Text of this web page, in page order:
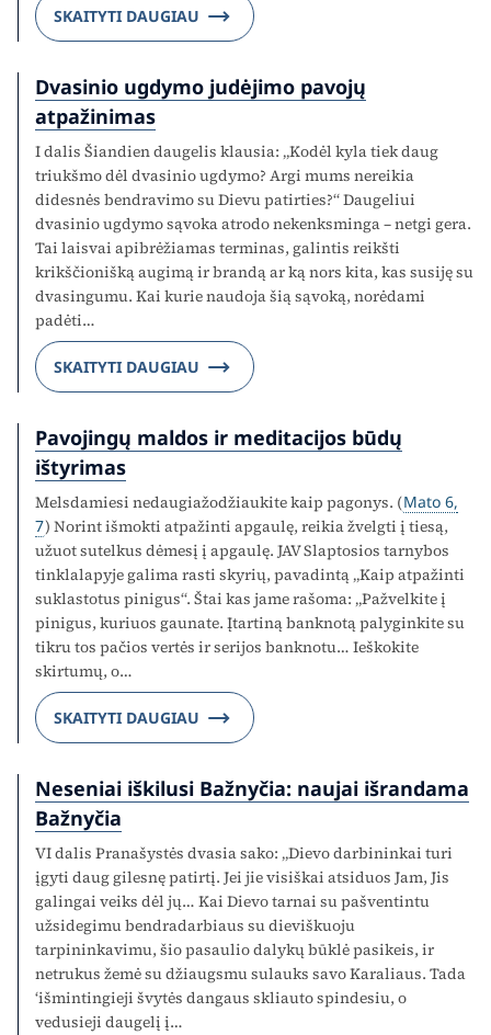
SKAITYTI DAUGIAU
Dvasinio ugdymo judėjimo pavojų
atpažinimas
I dalis Šiandien daugelis klausia: „Kodėl kyla tiek daug
triukšmo dėl dvasinio ugdymo? Argi mums nereikia
didesnės bendravimo su Dievu patirties?“ Daugeliui
dvasinio ugdymo sąvoka atrodo nekenksminga – netgi gera.
Tai laisvai apibrėžiamas terminas, galintis reikšti
krikščionišką augimą ir brandą ar ką nors kita, kas susiję su
dvasingumu. Kai kurie naudoja šią sąvoką, norėdami
padėti…
SKAITYTI DAUGIAU
Pavojingų maldos ir meditacijos būdų
ištyrimas
Melsdamiesi nedaugiažodžiaukite kaip pagonys. (Mato 6,
7) Norint išmokti atpažinti apgaulę, reikia žvelgti į tiesą,
užuot sutelkus dėmesį į apgaulę. JAV Slaptosios tarnybos
tinklalapyje galima rasti skyrių, pavadintą „Kaip atpažinti
suklastotus pinigus“. Štai kas jame rašoma: „Pažvelkite į
pinigus, kuriuos gaunate. Įtartiną banknotą palyginkite su
tikru tos pačios vertės ir serijos banknotu… Ieškokite
skirtumų, o…
SKAITYTI DAUGIAU
Neseniai iškilusi Bažnyčia: naujai išrandama
Bažnyčia
VI dalis Pranašystės dvasia sako: „Dievo darbininkai turi
įgyti daug gilesnę patirtį. Jei jie visiškai atsiduos Jam, Jis
galingai veiks dėl jų… Kai Dievo tarnai su pašventintu
užsidegimu bendradarbiaus su dieviškuoju
tarpininkavimu, šio pasaulio dalykų būklė pasikeis, ir
netrukus žemė su džiaugsmu sulauks savo Karaliaus. Tada
‘išmintingieji švytės dangaus skliauto spindesiu, o
vedusieji daugelį į…